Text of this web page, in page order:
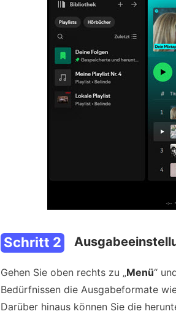
Schritt 2
Gehen Sie oben rechts zu „Menü“
Bedürfnissen die Ausgabeformate
Darüber hinaus können Sie die